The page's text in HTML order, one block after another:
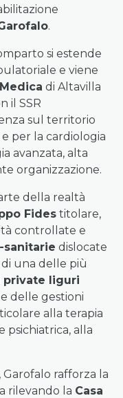
.
si estende
e viene
di Altavilla
il SSR
sul territorio
per la cardiologia
avanzata, alta
organizzazione.
della realtà
Fides titolare,
controllate e
sanitarie dislocate
una delle più
private liguri
delle gestioni
alla terapia
psichiatrica, alla
Garofalo rafforza la
rilevando la Casa